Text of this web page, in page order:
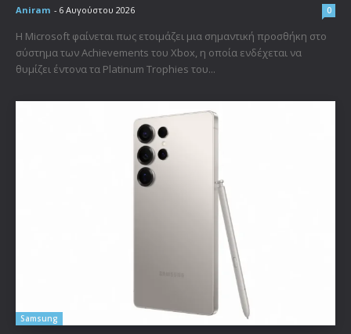
Aniram - 6 Αυγούστου 2026 0
Η Microsoft φαίνεται πως ετοιμάζει μια σημαντική προσθήκη στο
σύστημα των Achievements του Xbox, η οποία ενδέχεται να
θυμίζει έντονα τα Platinum Trophies του...
Samsung